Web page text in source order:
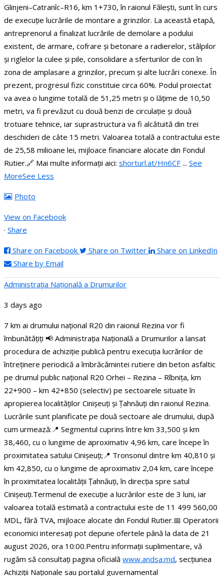
Glinjeni–Catranîc–R16, km 1+730, în raionul Fălești, sunt în curs
de execuție lucrările de montare a grinzilor. La această etapă,
antreprenorul a finalizat lucrările de demolare a podului
existent, de armare, cofrare și betonare a radierelor, stâlpilor
și riglelor la culee și pile, consolidare a sferturilor de con în
zona de amplasare a grinzilor, precum și alte lucrări conexe. În
prezent, progresul fizic constituie circa 60%. Podul proiectat
va avea o lungime totală de 51,25 metri și o lățime de 10,50
metri, va fi prevăzut cu două benzi de circulație și două
trotuare tehnice, iar suprastructura va fi alcătuită din trei
deschideri de câte 15 metri. Valoarea totală a contractului este
de 25,58 milioane lei, mijloace financiare alocate din Fondul
Rutier.🔗 Mai multe informații aici: shorturl.at/Hn6CF ... See
MoreSee Less
Photo
View on Facebook
· Share
Share on Facebook Share on Twitter
Share on LinkedIn
Share by Email
Administraţia Națională a Drumurilor
3 days ago
7 km ai drumului național R20 din raionul Rezina vor fi
îmbunătățiți 📢 Administrația Națională a Drumurilor a lansat
procedura de achiziție publică pentru execuția lucrărilor de
întreținere periodică a îmbrăcămintei rutiere din beton asfaltic
pe drumul public național R20 Orhei – Rezina – Rîbnița, km
22+900 – km 42+850 (selectiv) pe sectoarele situate în
apropierea localităților Cinișeuți și Țahnăuți din raionul Rezina.
Lucrările sunt planificate pe două sectoare ale drumului, după
cum urmează:📍 Segmentul cuprins între km 33,500 și km
38,460, cu o lungime de aproximativ 4,96 km, care începe în
proximitatea satului Cinișeuți;📍 Tronsonul dintre km 40,810 și
km 42,850, cu o lungime de aproximativ 2,04 km, care începe
în proximitatea localității Țahnăuți, în direcția spre satul
Cinișeuți.Termenul de execuție a lucrărilor este de 3 luni, iar
valoarea totală estimată a contractului este de 11 499 560,00
MDL, fără TVA, mijloace alocate din Fondul Rutier.📅 Operatorii
economici interesați pot depune ofertele până la data de 21
august 2026, ora 10:00.Pentru informații suplimentare, vă
rugăm să consultați pagina oficială www.andsa.md, secțiunea
Achiziții Naționale sau portalul guvernamental